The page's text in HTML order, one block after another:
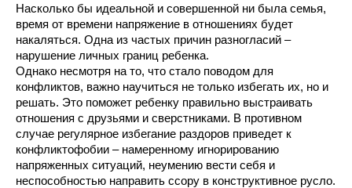
Насколько бы идеальной и совершенной ни была семья,
время от времени напряжение в отношениях будет
накаляться. Одна из частых причин разногласий –
нарушение личных границ ребенка.
Однако несмотря на то, что стало поводом для
конфликтов, важно научиться не только избегать их, но и
решать. Это поможет ребенку правильно выстраивать
отношения с друзьями и сверстниками. В противном
случае регулярное избегание раздоров приведет к
конфликтофобии – намеренному игнорированию
напряженных ситуаций, неумению вести себя и
неспособностью направить ссору в конструктивное русло.